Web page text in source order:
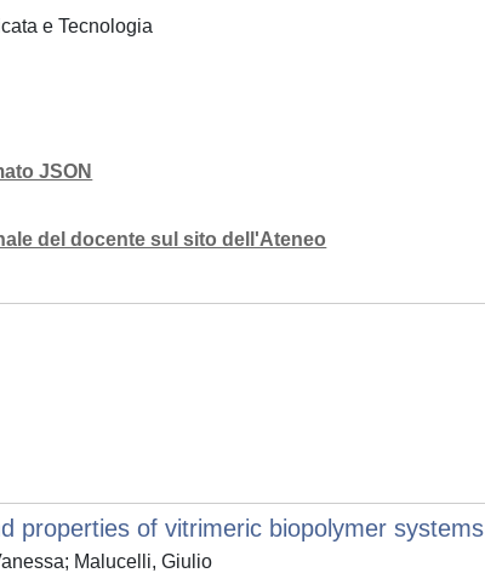
e Tecnologia
JSON
del docente sul sito dell'Ateneo
properties of vitrimeric biopolymer systems
Malucelli, Giulio